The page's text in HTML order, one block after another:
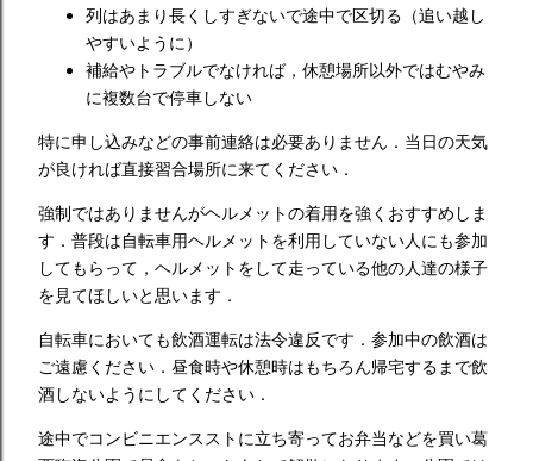
列はあまり長くしすぎないで途中で区切る（追い越し
やすいように）
補給やトラブルでなければ，休憩場所以外ではむやみ
に複数台で停車しない
特に申し込みなどの事前連絡は必要ありません．当日の天気
が良ければ直接習合場所に来てください．
強制ではありませんがヘルメットの着用を強くおすすめしま
す．普段は自転車用ヘルメットを利用していない人にも参加
してもらって，ヘルメットをして走っている他の人達の様子
を見てほしいと思います．
自転車においても飲酒運転は法令違反です．参加中の飲酒は
ご遠慮ください．昼食時や休憩時はもちろん帰宅するまで飲
酒しないようにしてください．
途中でコンビニエンスストに立ち寄ってお弁当などを買い葛